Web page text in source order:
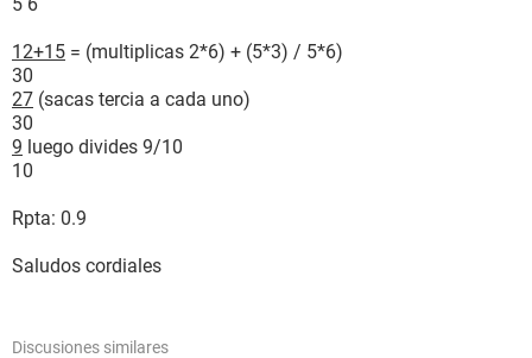
12+15 = (multiplicas 2*6) + (5*3) / 5*6)
30
27 (sacas tercia a cada uno)
30
9 luego divides 9/10
10
Rpta: 0.9
Saludos cordiales
Discusiones similares